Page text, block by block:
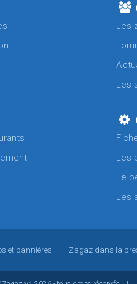
Les
Les
Les
Le
Les
et bannières Zagaz dans la